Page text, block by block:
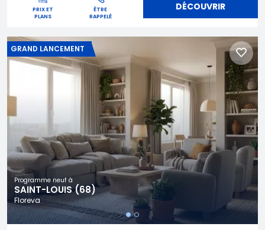
PRIX ET
PLANS
ÊTRE
RAPPELÉ
DÉCOUVRIR
Programme neuf à
SAINT-LOUIS (68)
Floreva
GRAND LANCEMENT